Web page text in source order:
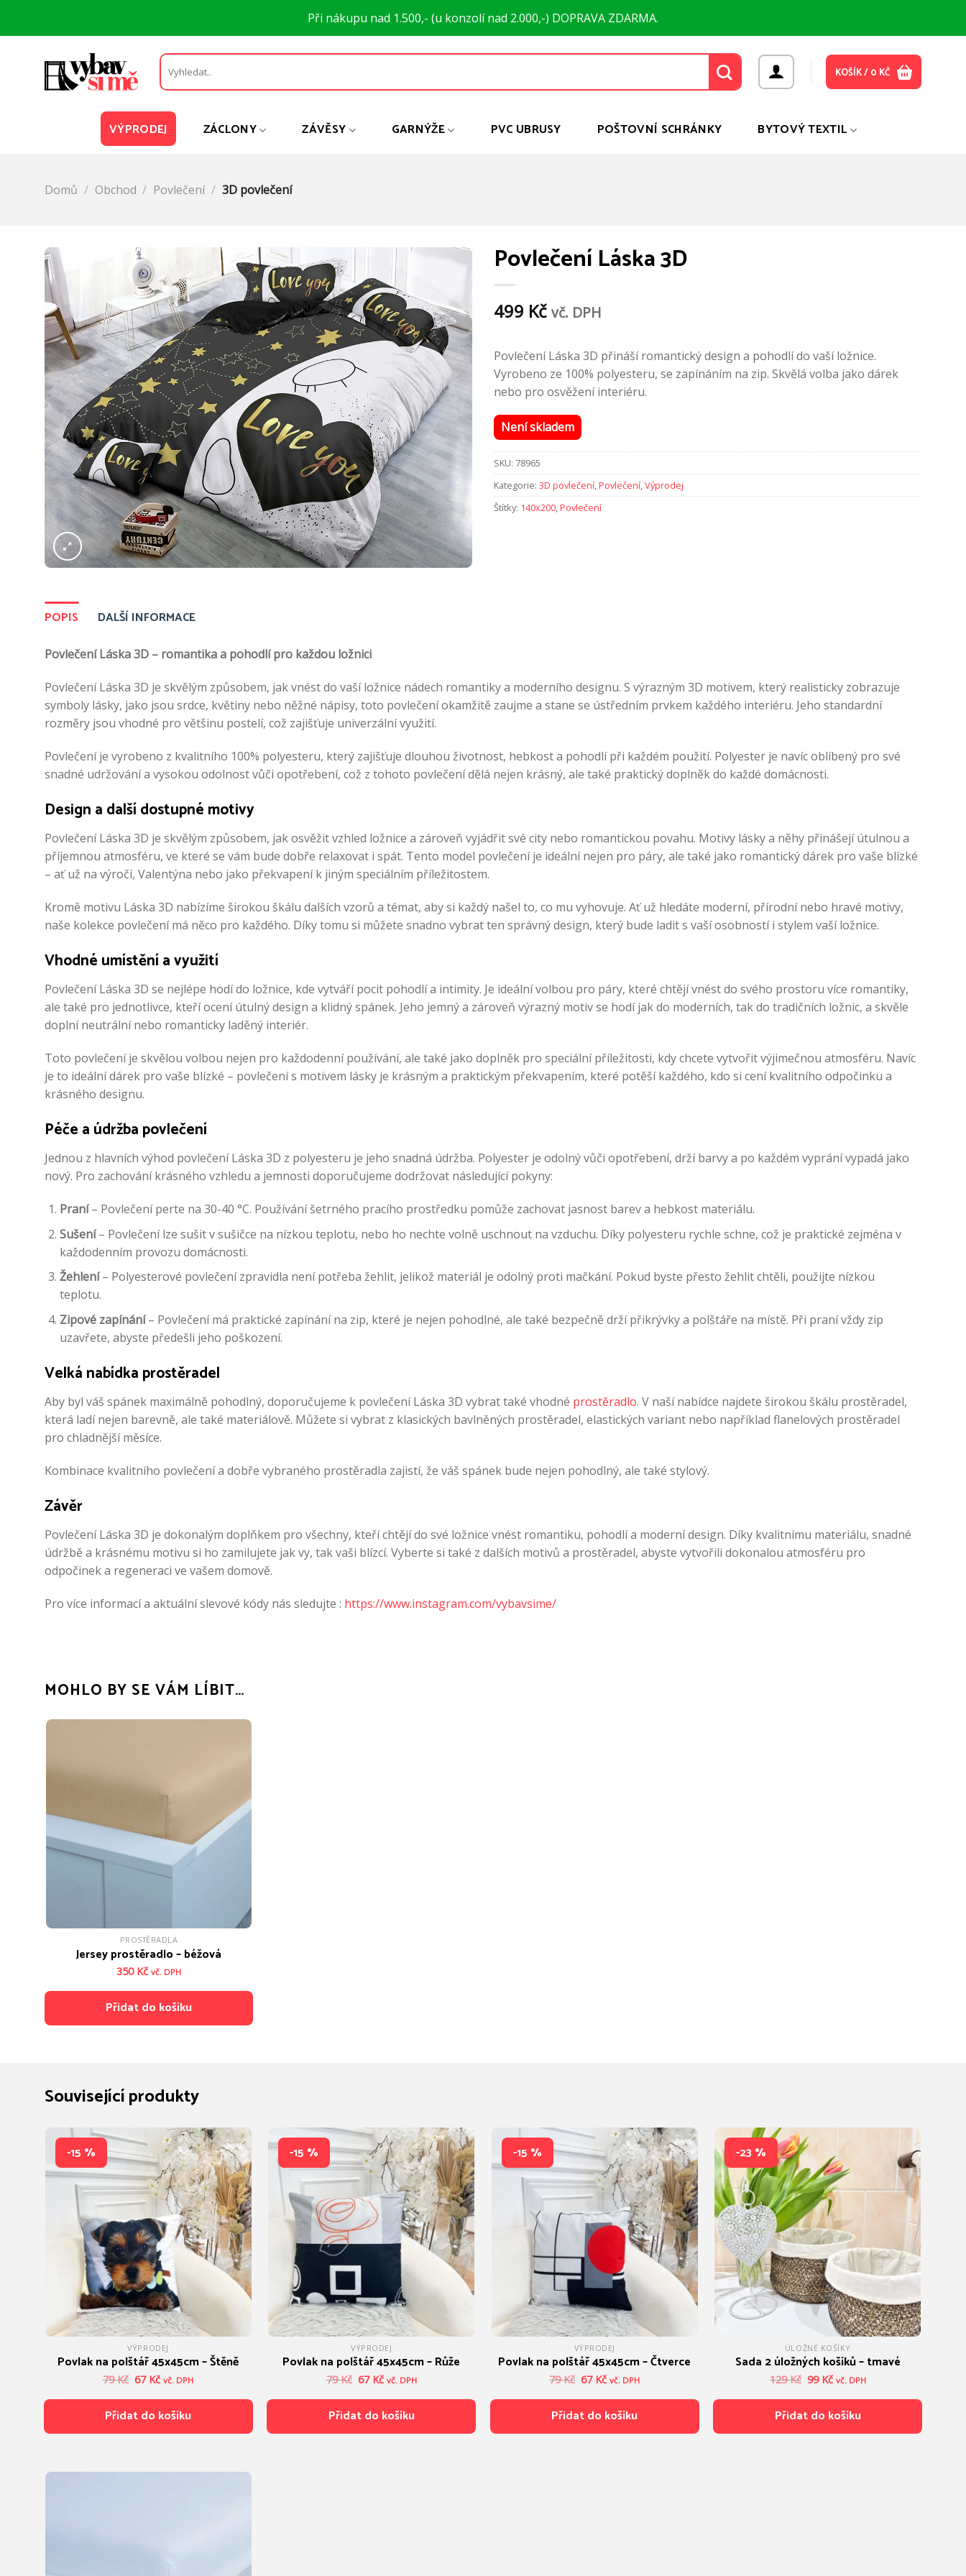
Při nákupu nad 1.500,- (u konzolí nad 2.000,-) DOPRAVA ZDARMA.
Hledat:
KOŠÍK /0 KČ
VÝPRODEJ ZÁCLONY ZÁVĚSY GARNÝŽE PVC UBRUSY POŠTOVNÍ SCHRÁNKY BYTOVÝ TEXTIL
Domů / Obchod / Povlečení / 3D povlečení
Povlečení Láska 3D
499 Kč vč. DPH
Povlečení Láska 3D přináší romantický design a pohodlí do vaší ložnice.
Vyrobeno ze 100% polyesteru, se zapínáním na zip. Skvělá volba jako dárek
nebo pro osvěžení interiéru.
Není skladem
SKU: 78965
Kategorie: 3D povlečení,Povlečení,Výprodej
Štítky: 140x200,Povlečení
POPIS DALŠÍ INFORMACE
Povlečení Láska 3D – romantika a pohodlí pro každou ložnici
Povlečení Láska 3D je skvělým způsobem, jak vnést do vaší ložnice nádech romantiky a moderního designu. S výrazným 3D motivem, který realisticky zobrazuje
symboly lásky, jako jsou srdce, květiny nebo něžné nápisy, toto povlečení okamžitě zaujme a stane se ústředním prvkem každého interiéru. Jeho standardní
rozměry jsou vhodné pro většinu postelí, což zajišťuje univerzální využití.
Povlečení je vyrobeno z kvalitního 100% polyesteru, který zajišťuje dlouhou životnost, hebkost a pohodlí při každém použití. Polyester je navíc oblíbený pro své
snadné udržování a vysokou odolnost vůči opotřebení, což z tohoto povlečení dělá nejen krásný, ale také praktický doplněk do každé domácnosti.
Design a další dostupné motivy
Povlečení Láska 3D je skvělým způsobem, jak osvěžit vzhled ložnice a zároveň vyjádřit své city nebo romantickou povahu. Motivy lásky a něhy přinášejí útulnou a
příjemnou atmosféru, ve které se vám bude dobře relaxovat i spát. Tento model povlečení je ideální nejen pro páry, ale také jako romantický dárek pro vaše blízké
– ať už na výročí, Valentýna nebo jako překvapení k jiným speciálním příležitostem.
Kromě motivu Láska 3D nabízíme širokou škálu dalších vzorů a témat, aby si každý našel to, co mu vyhovuje. Ať už hledáte moderní, přírodní nebo hravé motivy,
naše kolekce povlečení má něco pro každého. Díky tomu si můžete snadno vybrat ten správný design, který bude ladit s vaší osobností i stylem vaší ložnice.
Vhodné umístění a využití
Povlečení Láska 3D se nejlépe hodí do ložnice, kde vytváří pocit pohodlí a intimity. Je ideální volbou pro páry, které chtějí vnést do svého prostoru více romantiky,
ale také pro jednotlivce, kteří ocení útulný design a klidný spánek. Jeho jemný a zároveň výrazný motiv se hodí jak do moderních, tak do tradičních ložnic, a skvěle
doplní neutrální nebo romanticky laděný interiér.
Toto povlečení je skvělou volbou nejen pro každodenní používání, ale také jako doplněk pro speciální příležitosti, kdy chcete vytvořit výjimečnou atmosféru. Navíc
je to ideální dárek pro vaše blízké – povlečení s motivem lásky je krásným a praktickým překvapením, které potěší každého, kdo si cení kvalitního odpočinku a
krásného designu.
Péče a údržba povlečení
Jednou z hlavních výhod povlečení Láska 3D z polyesteru je jeho snadná údržba. Polyester je odolný vůči opotřebení, drží barvy a po každém vyprání vypadá jako
nový. Pro zachování krásného vzhledu a jemnosti doporučujeme dodržovat následující pokyny:
Praní– Povlečení perte na 30-40 °C. Používání šetrného pracího prostředku pomůže zachovat jasnost barev a hebkost materiálu.
Sušení– Povlečení lze sušit v sušičce na nízkou teplotu, nebo ho nechte volně uschnout na vzduchu. Díky polyesteru rychle schne, což je praktické zejména v
každodenním provozu domácnosti.
Žehlení– Polyesterové povlečení zpravidla není potřeba žehlit, jelikož materiál je odolný proti mačkání. Pokud byste přesto žehlit chtěli, použijte nízkou
teplotu.
Zipové zapínání– Povlečení má praktické zapínání na zip, které je nejen pohodlné, ale také bezpečně drží přikrývky a polštáře na místě. Při praní vždy zip
uzavřete, abyste předešli jeho poškození.
Velká nabídka prostěradel
Aby byl váš spánek maximálně pohodlný, doporučujeme k povlečení Láska 3D vybrat také vhodné prostěradlo. V naší nabídce najdete širokou škálu prostěradel,
která ladí nejen barevně, ale také materiálově. Můžete si vybrat z klasických bavlněných prostěradel, elastických variant nebo například flanelových prostěradel
pro chladnější měsíce.
Kombinace kvalitního povlečení a dobře vybraného prostěradla zajistí, že váš spánek bude nejen pohodlný, ale také stylový.
Závěr
Povlečení Láska 3D je dokonalým doplňkem pro všechny, kteří chtějí do své ložnice vnést romantiku, pohodlí a moderní design. Díky kvalitnímu materiálu, snadné
údržbě a krásnému motivu si ho zamilujete jak vy, tak vaši blízcí. Vyberte si také z dalších motivů a prostěradel, abyste vytvořili dokonalou atmosféru pro
odpočinek a regeneraci ve vašem domově.
Pro více informací a aktuální slevové kódy nás sledujte : https://www.instagram.com/vybavsime/
MOHLO BY SE VÁM LÍBIT…
PROSTĚRADLA
Jersey prostěradlo – béžová
350 Kč vč. DPH
Přidat do košíku
Související produkty
-15 %
VÝPRODEJ
Povlak na polštář 45x45cm – Štěně
79Kč Původní
byla:
67 KčAktuální
je:
vč. DPH
Přidat do košíku
-15 %
VÝPRODEJ
Povlak na polštář 45x45cm – Růže
79Kč Původní
byla:
67 KčAktuální
je:
vč. DPH
Přidat do košíku
-15 %
VÝPRODEJ
Povlak na polštář 45x45cm – Čtverce
79Kč Původní
byla:
67 KčAktuální
je:
vč. DPH
Přidat do košíku
-23 %
ÚLOŽNÉ KOŠÍKY
Sada 2 úložných košíků – tmavé
129Kč Původní
byla:
99 KčAktuální
je:
vč. DPH
Přidat do košíku